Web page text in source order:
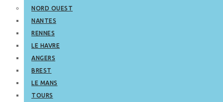
NORD OUEST
NANTES
RENNES
LE HAVRE
ANGERS
BREST
LE MANS
TOURS